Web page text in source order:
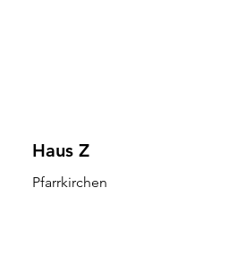
Haus Z
Pfarrkirchen